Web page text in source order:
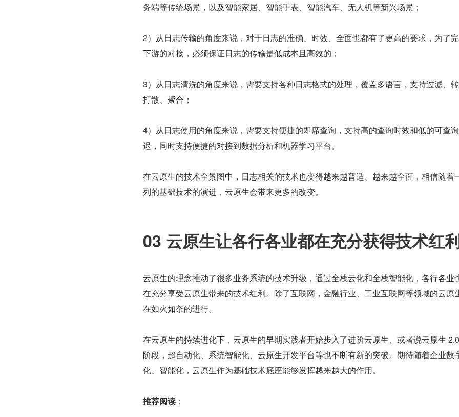
务端等传统场景，以及智能家居、智能手表、智能汽车、无人机等新兴场景；
2）从日志传输的角度来说，对于日志的准确、时效、全面也都有了更高的要求，为了
下游的对接，必须保证日志的传输是低成本且高效的；
3）从日志清洗的角度来说，需要支持各种日志格式的处理，覆盖多语言，支持过滤、
打散、聚合；
4）从日志使用的角度来说，需要支持便捷的即席查询，支持高的查询时效和低的可查
迟，同时支持便捷的对接到数据分析和机器学习平台。
在云原生的技术全景图中，日志相关的技术也变得越来越普适、越来越全面，相信随着
列的基础技术的演进，云原生会带来更多的改变。
03 云原生让各行各业都在充分获得技术红
云原生的理念推动了很多业务系统的技术升级，通过全栈云化和全栈智能化，各行各业
在充分享受云原生带来的技术红利。除了互联网，金融行业、工业互联网等领域的云原
在如火如荼的进行。
在云原生的持续进化下，云原生的早期实践者开始步入了进阶云原生、或者说云原生
阶段，超自动化、系统智能化、云原生开发平台等也不断有新的突破。期待随着企业数
化、智能化，云原生作为基础技术底座能够发挥越来越大的作用。
推荐阅读 ：